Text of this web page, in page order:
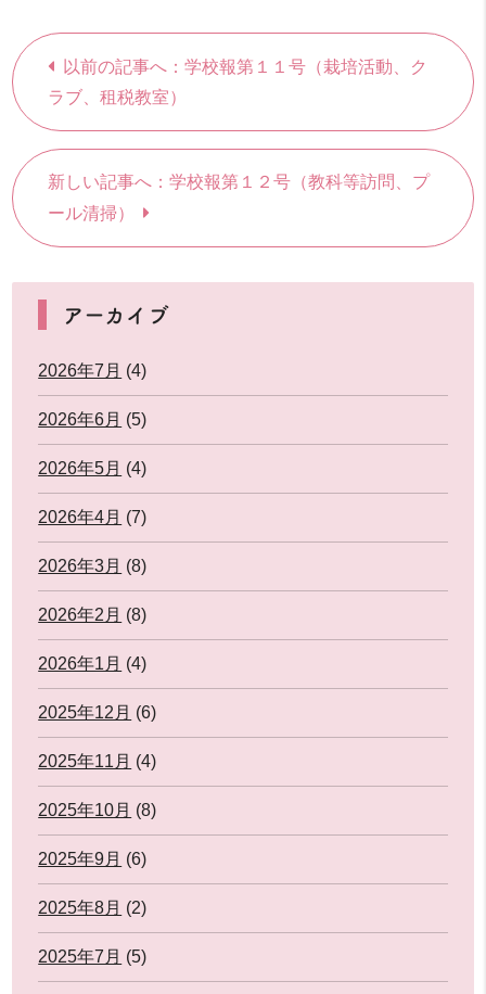
以前の記事へ：学校報第１１号（栽培活動、ク
ラブ、租税教室）
新しい記事へ：学校報第１２号（教科等訪問、プ
ール清掃）
アーカイブ
2026年7月 (4)
2026年6月 (5)
2026年5月 (4)
2026年4月 (7)
2026年3月 (8)
2026年2月 (8)
2026年1月 (4)
2025年12月 (6)
2025年11月 (4)
2025年10月 (8)
2025年9月 (6)
2025年8月 (2)
2025年7月 (5)